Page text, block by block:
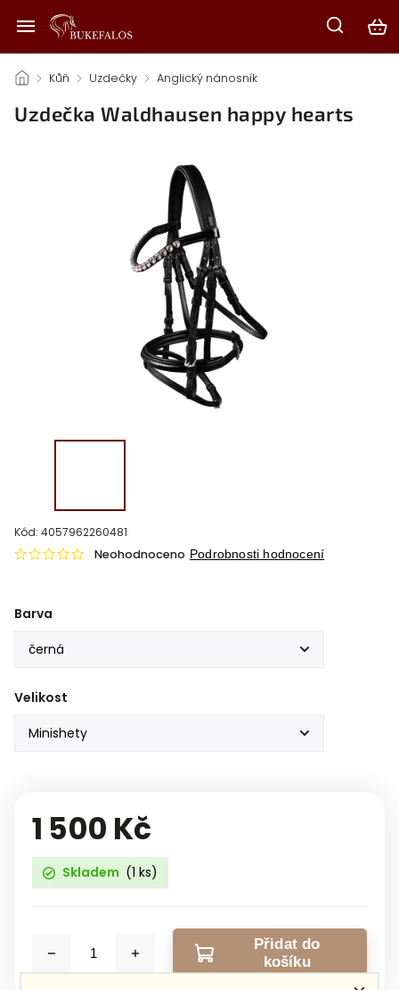
/ Kůň / Uzdečky / Anglický nánosník
Uzdečka Waldhausen happy hearts
Kód: 4057962260481
Neohodnoceno Podrobnosti hodnocení
Barva
Velikost
1 500 Kč
Skladem (1 ks)
Přidat do
košíku